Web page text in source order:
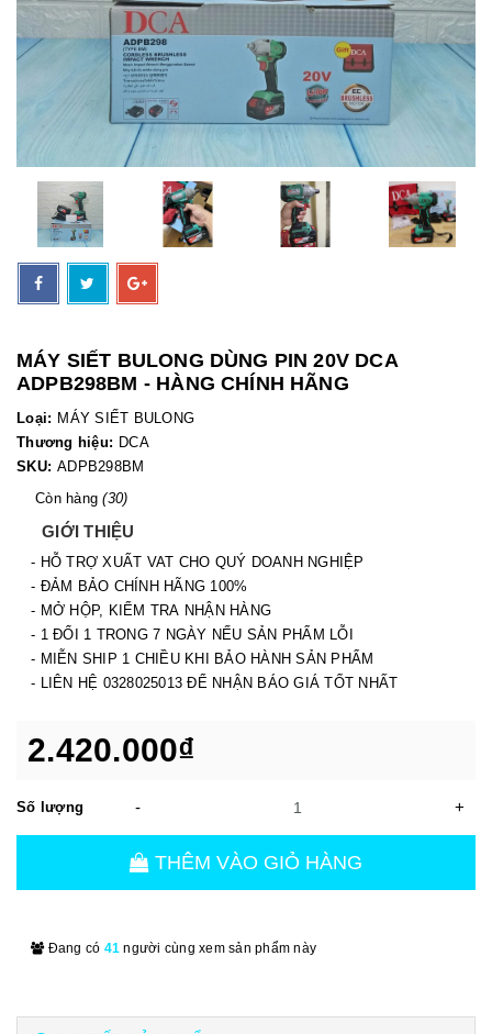
MÁY SIẾT BULONG DÙNG PIN 20V DCA
ADPB298BM - HÀNG CHÍNH HÃNG
Loại: MÁY SIẾT BULONG
Thương hiệu: DCA
SKU: ADPB298BM
Còn hàng(30)
GIỚI THIỆU
- HỖ TRỢ XUẤT VAT CHO QUÝ DOANH NGHIỆP
- ĐẢM BẢO CHÍNH HÃNG 100%
- MỞ HỘP, KIỂM TRA NHẬN HÀNG
- 1 ĐỔI 1 TRONG 7 NGÀY NẾU SẢN PHẨM LỖI
- MIỄN SHIP 1 CHIỀU KHI BẢO HÀNH SẢN PHẨM
- LIÊN HỆ 0328025013 ĐỂ NHẬN BÁO GIÁ TỐT NHẤT
2.420.000₫
Số lượng - +
THÊM VÀO GIỎ HÀNG
Đang có 41 người cùng xem sản phẩm này